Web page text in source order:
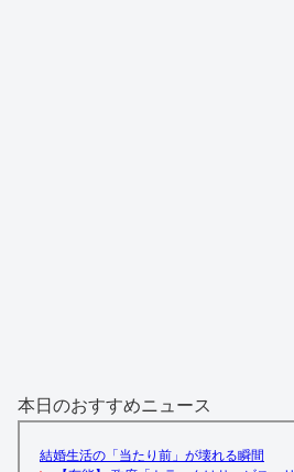
本日のおすすめニュース